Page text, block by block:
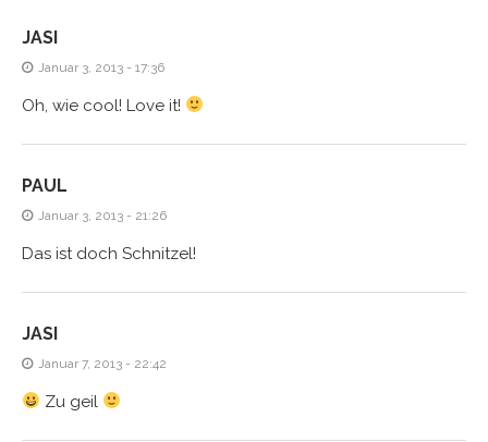
JASI
Januar 3, 2013 - 17:36
Oh, wie cool! Love it!
PAUL
Januar 3, 2013 - 21:26
Das ist doch Schnitzel!
JASI
Januar 7, 2013 - 22:42
Zu geil